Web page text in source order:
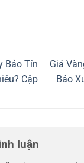
Bảo Tín
Cập
Giá
Báo
luận